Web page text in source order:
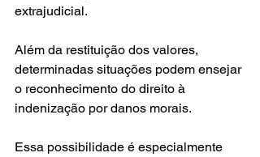
extrajudicial.
Além da restituição dos valores,
determinadas situações podem ensejar
o reconhecimento do direito à
indenização por danos morais.
Essa possibilidade é especialmente